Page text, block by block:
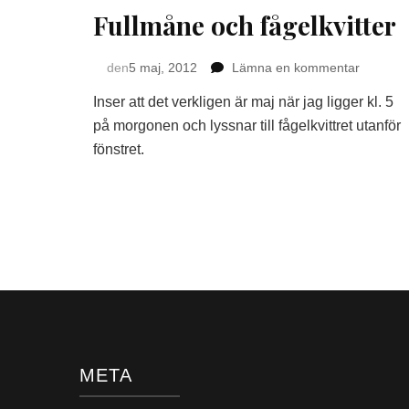
Fullmåne och fågelkvitter
den5 maj, 2012 Lämna en kommentarpå
och
Inser att det verkligen är maj när jag ligger kl. 5
på morgonen och lyssnar till fågelkvittret utanför
fönstret.
META